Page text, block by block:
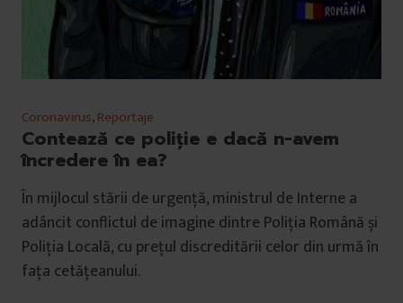
Coronavirus,Reportaje
Contează ce poliție e dacă n-avem
încredere în ea?
În mijlocul stării de urgență, ministrul de Interne a
adâncit conflictul de imagine dintre Poliția Română și
Poliția Locală, cu prețul discreditării celor din urmă în
fața cetățeanului.